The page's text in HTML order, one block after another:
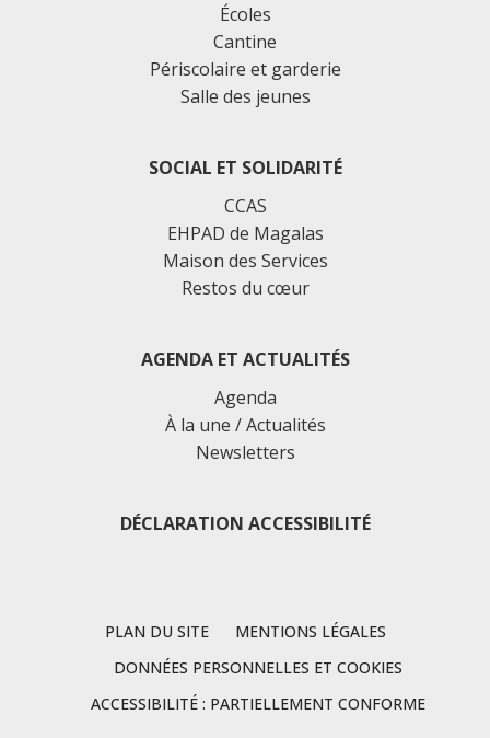
Écoles
Cantine
Périscolaire et garderie
Salle des jeunes
SOCIAL ET SOLIDARITÉ
CCAS
EHPAD de Magalas
Maison des Services
Restos du cœur
AGENDA ET ACTUALITÉS
Agenda
À la une / Actualités
Newsletters
DÉCLARATION ACCESSIBILITÉ
PLAN DU SITE
MENTIONS LÉGALES
DONNÉES PERSONNELLES ET COOKIES
ACCESSIBILITÉ : PARTIELLEMENT CONFORME